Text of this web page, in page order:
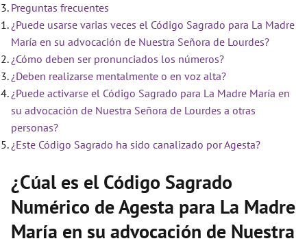
i
d
e
o
Preguntas frecuentes
¿Puede usarse varias veces el Código Sagrado para La Madre
María en su advocación de Nuestra Señora de Lourdes?
¿Cómo deben ser pronunciados los números?
¿Deben realizarse mentalmente o en voz alta?
¿Puede activarse el Código Sagrado para La Madre María en
su advocación de Nuestra Señora de Lourdes a otras
personas?
¿Este Código Sagrado ha sido canalizado por Agesta?
¿Cúal es el Código Sagrado
Numérico de Agesta para La Madre
María en su advocación de Nuestra